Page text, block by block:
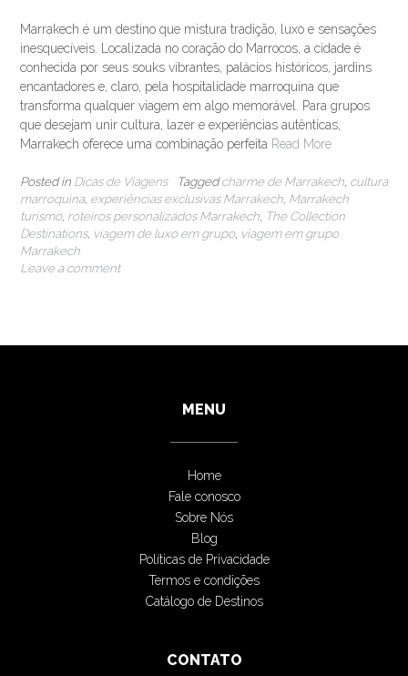
Marrakech é um destino que mistura tradição, luxo e sensações
inesquecíveis. Localizada no coração do Marrocos, a cidade é
conhecida por seus souks vibrantes, palácios históricos, jardins
encantadores e, claro, pela hospitalidade marroquina que
transforma qualquer viagem em algo memorável. Para grupos
que desejam unir cultura, lazer e experiências autênticas,
Marrakech oferece uma combinação perfeita Read More
Posted in Dicas de Viagens Taggedcharme de Marrakech, cultura
marroquina, experiências exclusivas Marrakech, Marrakech
turismo, roteiros personalizados Marrakech, The Collection
Destinations, viagem de luxo em grupo, viagem em grupo
Marrakech
Leave a comment
MENU
Home
Fale conosco
Sobre Nós
Blog
Políticas de Privacidade
Termos e condições
Catálogo de Destinos
CONTATO